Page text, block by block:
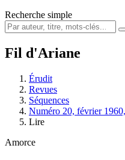
Recherche simple
Fil d'Ariane
Érudit
Revues
Séquences
Numéro 20, février
Lire
Amorce